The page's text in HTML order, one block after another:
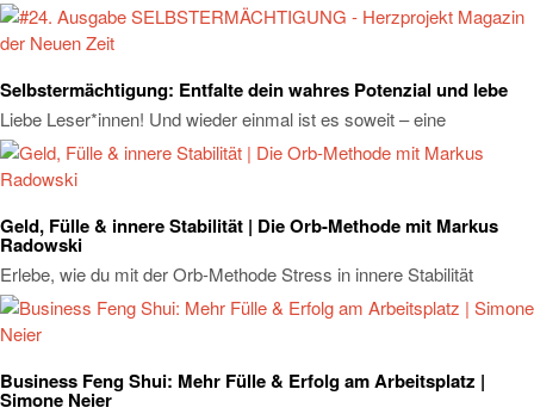
Selbstermächtigung: Entfalte dein wahres Potenzial und lebe
Liebe Leser*innen! Und wieder einmal ist es soweit – eine
Geld, Fülle & innere Stabilität | Die Orb-Methode mit Markus
Radowski
Erlebe, wie du mit der Orb-Methode Stress in innere Stabilität
Business Feng Shui: Mehr Fülle & Erfolg am Arbeitsplatz |
Simone Neier